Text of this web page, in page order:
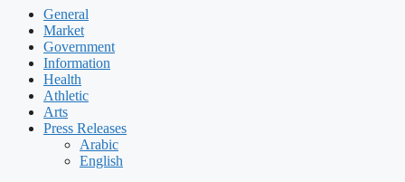
General
Market
Government
Information
Health
Athletic
Arts
Press Releases
Arabic
English